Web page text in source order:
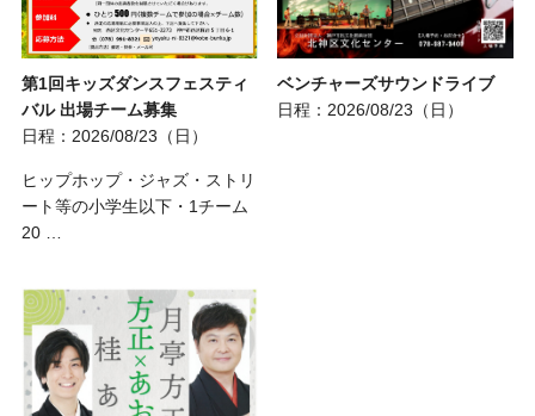
第1回キッズダンスフェスティ
バル 出場チーム募集
日程：2026/08/23（日）
ヒップホップ・ジャズ・ストリ
ート等の小学生以下・1チーム
20 …
ベンチャーズサウンドライブ
日程：2026/08/23（日）